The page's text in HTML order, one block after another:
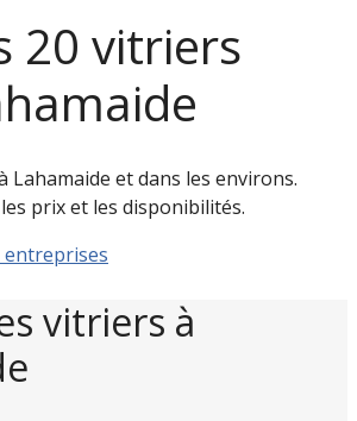
20 vitriers
Lahamaide et dans les environs.
prix et les disponibilités.
entreprises
vitriers à